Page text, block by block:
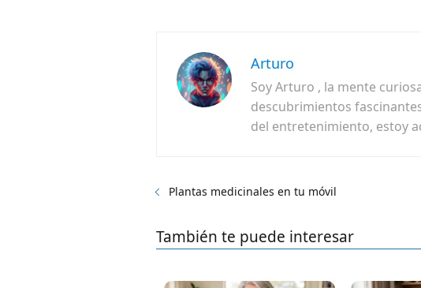
Arturo
Soy Arturo , la mente
descubrimientos
del entretenimiento, estoy
Plantas medicinales en tu móvil
También te puede interesar